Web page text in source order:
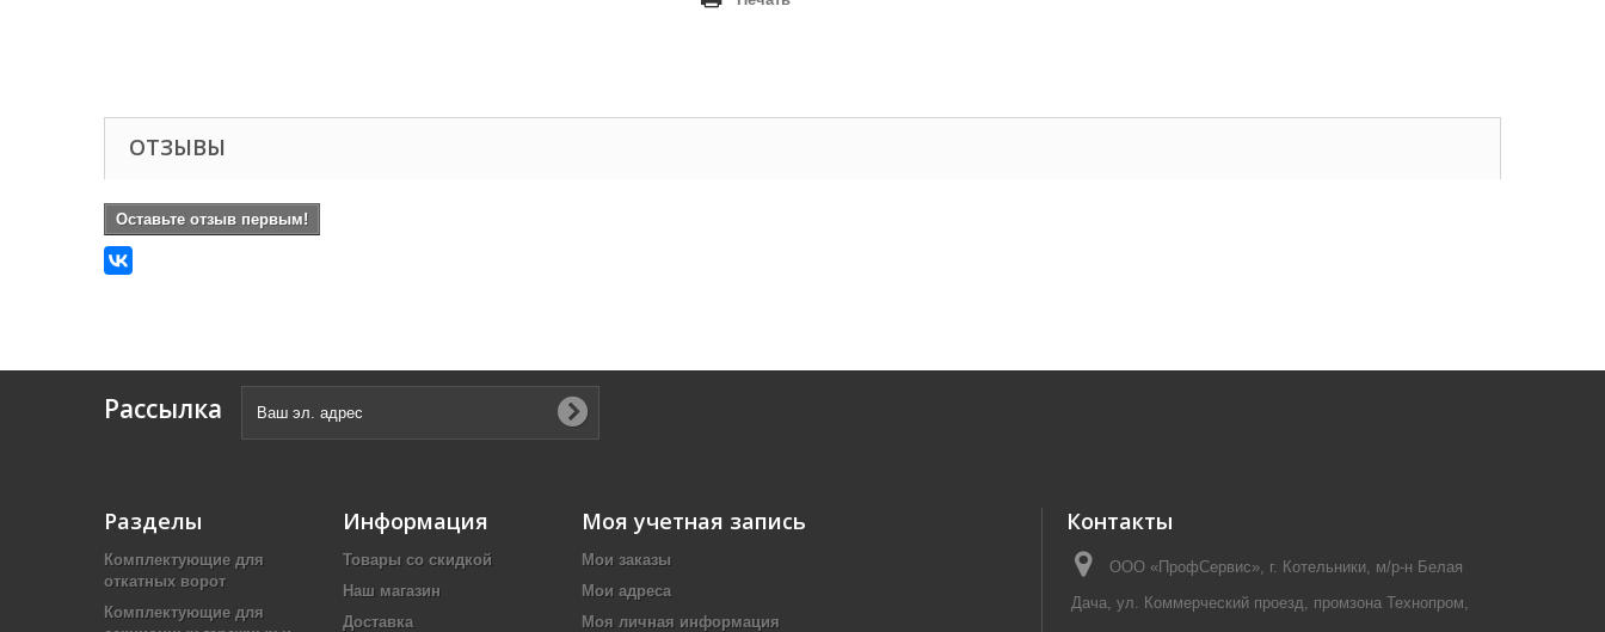
ОТЗЫВЫ
Оставьте отзыв первым!
Рассылка
Разделы
Комплектующие для
откатных ворот
Комплектующие для
Информация
Товары со скидкой
Наш магазин
Доставка
Моя учетная запись
Мои заказы
Мои адреса
Моя личная информация
Контакты
ООО «ПрофСервис», г. Котельники, м/р-н Белая
Дача, ул. Коммерческий проезд, промзона Технопром,